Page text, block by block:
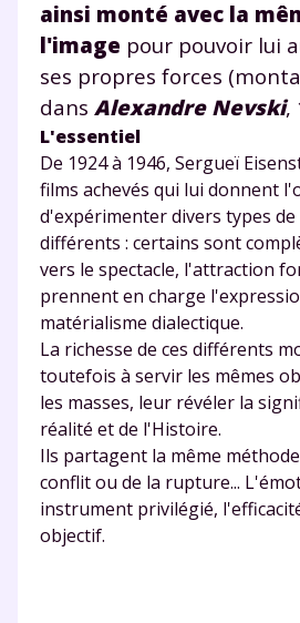
ainsi monté avec la
l'image pour pouvoir lui
ses propres forces
dans Alexandre Nevski,
L'essentiel
De 1924 à 1946, Sergueï
films achevés qui lui donnent
d'expérimenter divers types
différents : certains sont
vers le spectacle, l'attraction
prennent en charge
matérialisme dialectique.
La richesse de ces différents
toutefois à servir les mêmes
les masses, leur révéler la
réalité et de l'Histoire.
Ils partagent la même
conflit ou de la rupture...
instrument privilégié,
objectif.